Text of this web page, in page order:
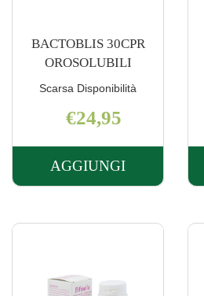
BACTOBLIS 30CPR
OROSOLUBILI
Scarsa Disponibilità
€24,95
AGGIUNGI
AGGIUNGI